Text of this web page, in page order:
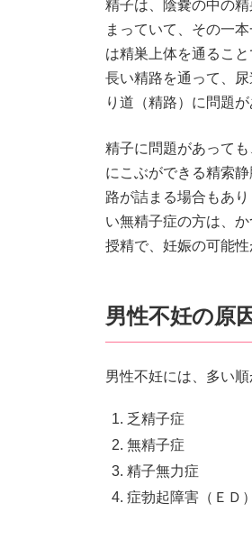
精子は、陰嚢の中の
まっていて、その一
は精巣上体を通るこ
長い精路を通って、
り道（精路）に問題
精子に問題があって
にこぶができる精索
路が詰まる場合もあ
い無精子症の方は、
授精で、妊娠の可能性
男性不妊の原
男性不妊には、多い
乏精子症
無精子症
精子無力症
症勃起障害（ＥＤ）